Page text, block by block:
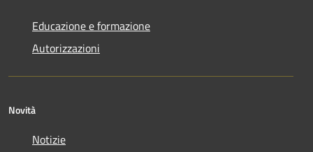
Educazione e formazione
Autorizzazioni
Novità
Notizie